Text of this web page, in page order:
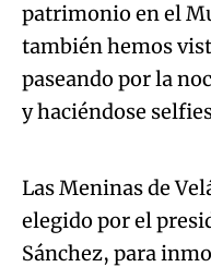
patrimonio en el
también hemos
paseando por la
y haciéndose
An error
Las Meninas de
elegido por el
Sánchez, para